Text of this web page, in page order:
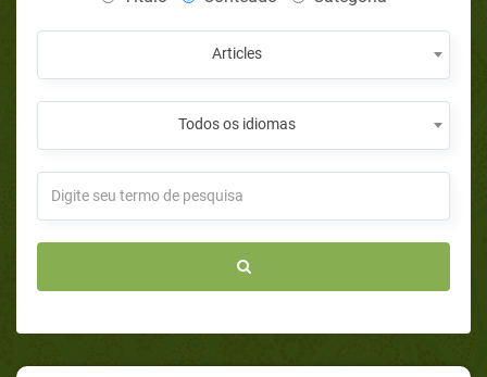
Articles
Todos os idiomas